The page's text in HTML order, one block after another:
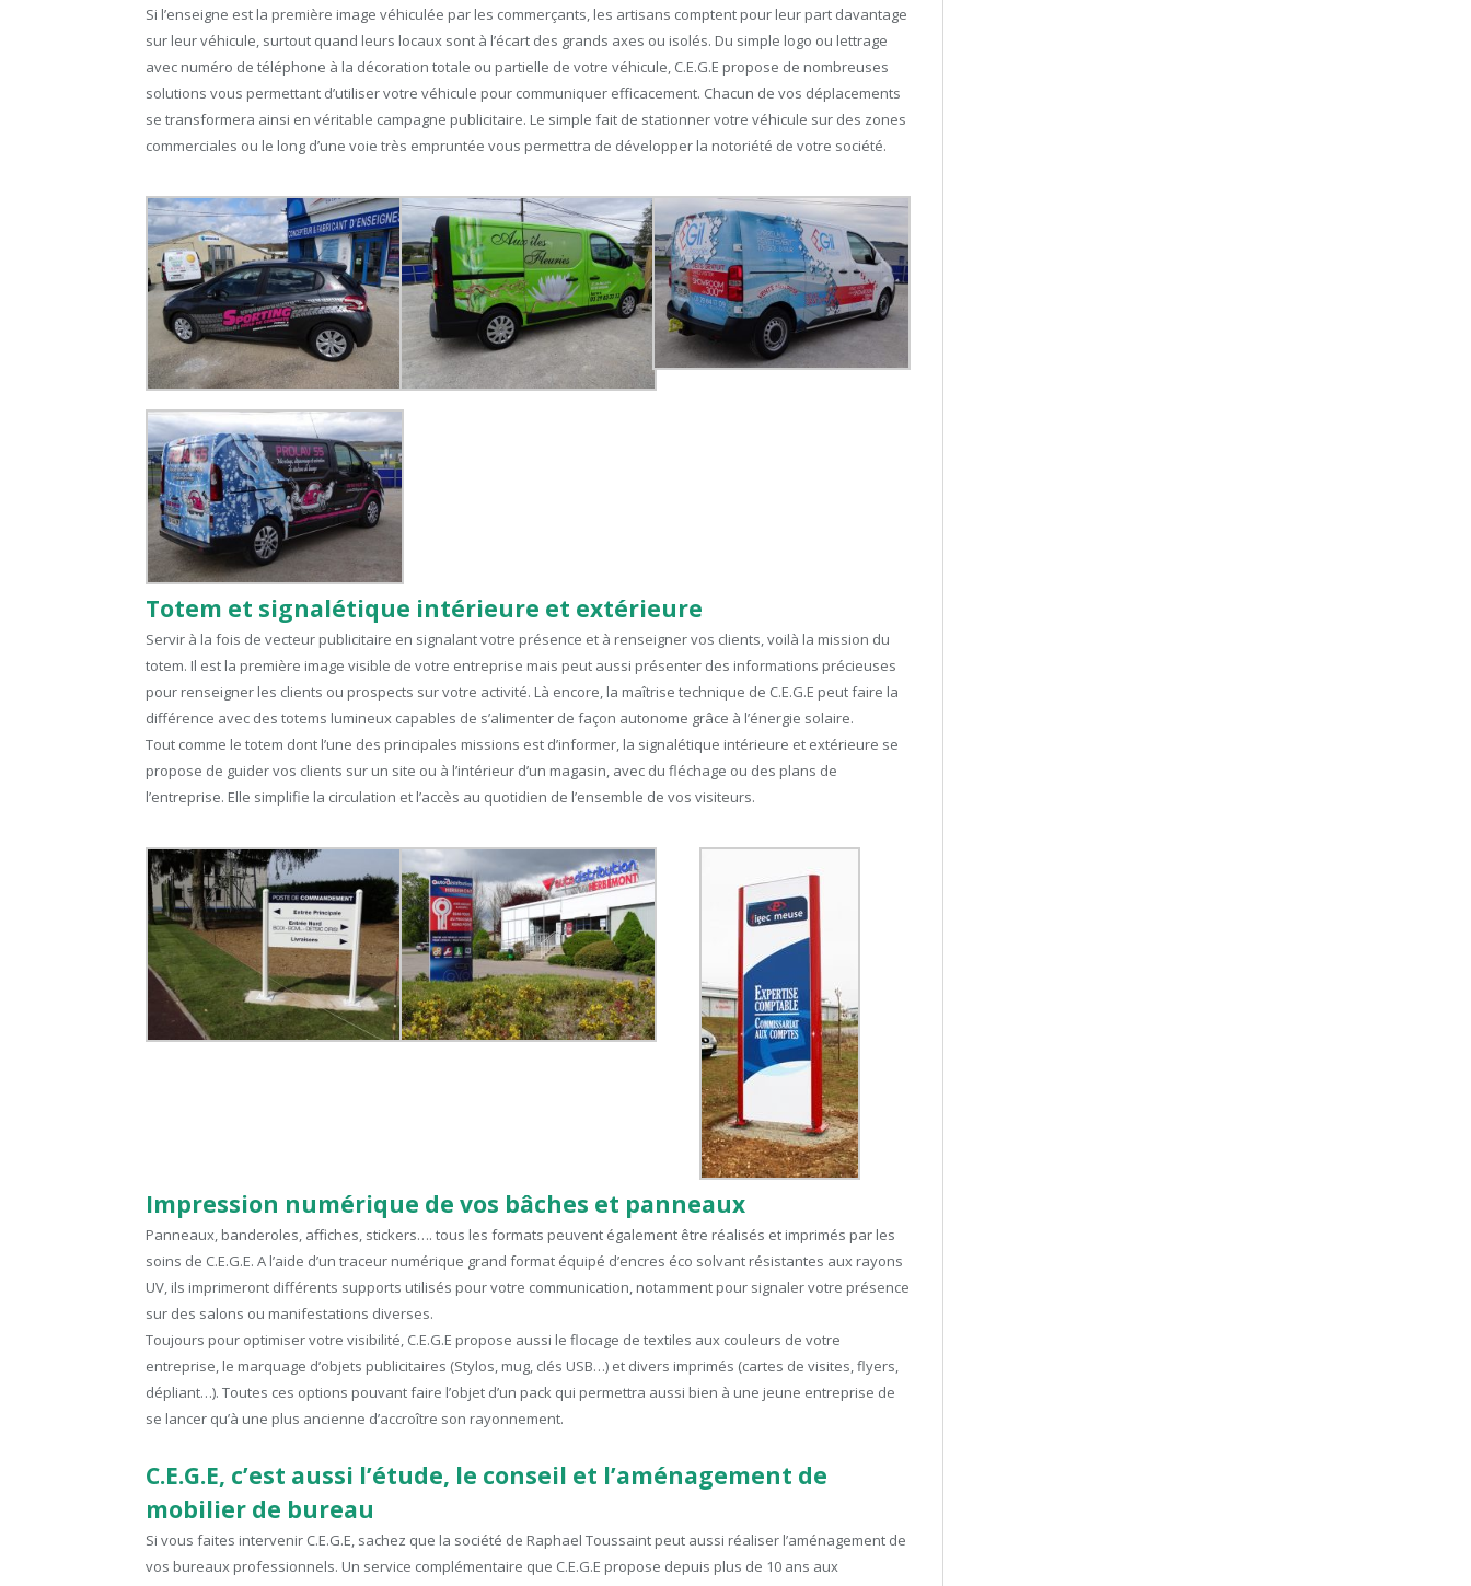
Si l’enseigne est la première image véhiculée par les commerçants, les artisans comptent pour leur part davantage
sur leur véhicule, surtout quand leurs locaux sont à l’écart des grands axes ou isolés. Du simple logo ou lettrage
avec numéro de téléphone à la décoration totale ou partielle de votre véhicule, C.E.G.E propose de nombreuses
solutions vous permettant d’utiliser votre véhicule pour communiquer efficacement. Chacun de vos déplacements
se transformera ainsi en véritable campagne publicitaire. Le simple fait de stationner votre véhicule sur des zones
commerciales ou le long d’une voie très empruntée vous permettra de développer la notoriété de votre société.
Totem et signalétique intérieure et extérieure
Servir à la fois de vecteur publicitaire en signalant votre présence et à renseigner vos clients, voilà la mission du
totem. Il est la première image visible de votre entreprise mais peut aussi présenter des informations précieuses
pour renseigner les clients ou prospects sur votre activité. Là encore, la maîtrise technique de C.E.G.E peut faire la
différence avec des totems lumineux capables de s’alimenter de façon autonome grâce à l’énergie solaire.
Tout comme le totem dont l’une des principales missions est d’informer, la signalétique intérieure et extérieure se
propose de guider vos clients sur un site ou à l’intérieur d’un magasin, avec du fléchage ou des plans de
l’entreprise. Elle simplifie la circulation et l’accès au quotidien de l’ensemble de vos visiteurs.
Impression numérique de vos bâches et panneaux
Panneaux, banderoles, affiches, stickers…. tous les formats peuvent également être réalisés et imprimés par les
soins de C.E.G.E. A l’aide d’un traceur numérique grand format équipé d’encres éco solvant résistantes aux rayons
UV, ils imprimeront différents supports utilisés pour votre communication, notamment pour signaler votre présence
sur des salons ou manifestations diverses.
Toujours pour optimiser votre visibilité, C.E.G.E propose aussi le flocage de textiles aux couleurs de votre
entreprise, le marquage d’objets publicitaires (Stylos, mug, clés USB…) et divers imprimés (cartes de visites, flyers,
dépliant…). Toutes ces options pouvant faire l’objet d’un pack qui permettra aussi bien à une jeune entreprise de
se lancer qu’à une plus ancienne d’accroître son rayonnement.
C.E.G.E, c’est aussi l’étude, le conseil et l’aménagement de
mobilier de bureau
Si vous faites intervenir C.E.G.E, sachez que la société de Raphael Toussaint peut aussi réaliser l’aménagement de
vos bureaux professionnels. Un service complémentaire que C.E.G.E propose depuis plus de 10 ans aux